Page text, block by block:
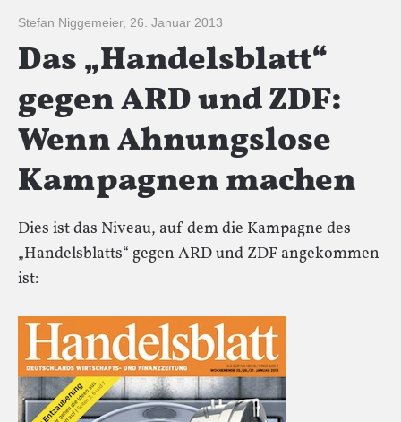
Stefan Niggemeier, 26. Januar 2013
Das „Handelsblatt“
gegen ARD und ZDF:
Wenn Ahnungslose
Kampagnen machen
Dies ist das Niveau, auf dem die Kampagne des
„Handelsblatts“ gegen ARD und ZDF angekommen
ist: